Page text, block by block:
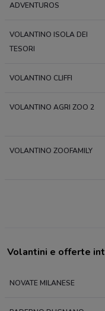
ADVENTUROS
VOLANTINO ISOLA DEI
TESORI
VOLANTINO CLIFFI
VOLANTINO AGRI ZOO 2
VOLANTINO ZOOFAMILY
Volantini e offerte
NOVATE MILANESE